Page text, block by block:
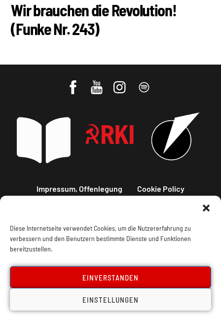
Diese Internetseite verwendet Cookies, um die Nutzererfahrung zu
verbessern und den Benutzern bestimmte Dienste und Funktionen
bereitzustellen.
EINVERSTANDEN
EINSTELLUNGEN
Wir brauchen die Revolution!
(Funke Nr. 243)
Impressum, Offenlegung Cookie Policy